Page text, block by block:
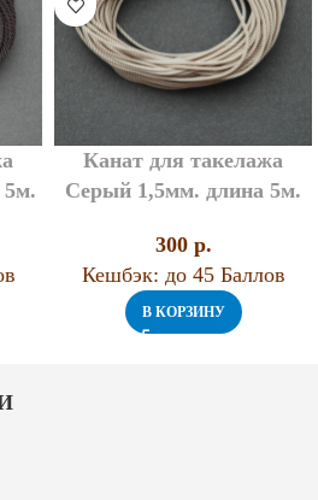
5м.
Канат для такелажа
Серый 1,5мм. длина 5м.
300 p.
Кешбэк: до 45 Баллов
В КОРЗИНУ